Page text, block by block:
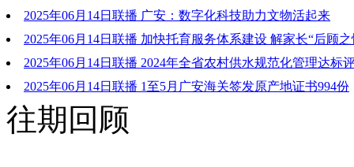
2025年06月14日联播 广安：数字化科技助力文物活起来
2025年06月14日联播 加快托育服务体系建设 解家长“后顾之
2025年06月14日联播 2024年全省农村供水规范化管理达标
安居首位
2025年06月14日联播 1至5月广安海关签发原产地证书994份
往期回顾